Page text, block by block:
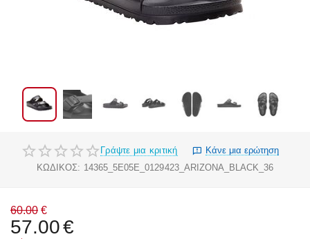
Γράψτε μια κριτική
Κάνε μια ερώτηση
ΚΩΔΙΚΟΣ: 14365_5E05E_0129423_ARIZONA_BLACK_36
60.00 €
57.00€